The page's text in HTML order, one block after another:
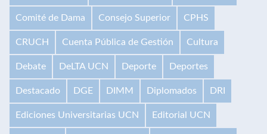
Comité de Dama Consejo Superior CPHS
CRUCH Cuenta Pública de Gestión Cultura
Debate DeLTA UCN Deporte Deportes
Destacado DGE DIMM Diplomados DRI
Ediciones Universitarias UCN Editorial UCN